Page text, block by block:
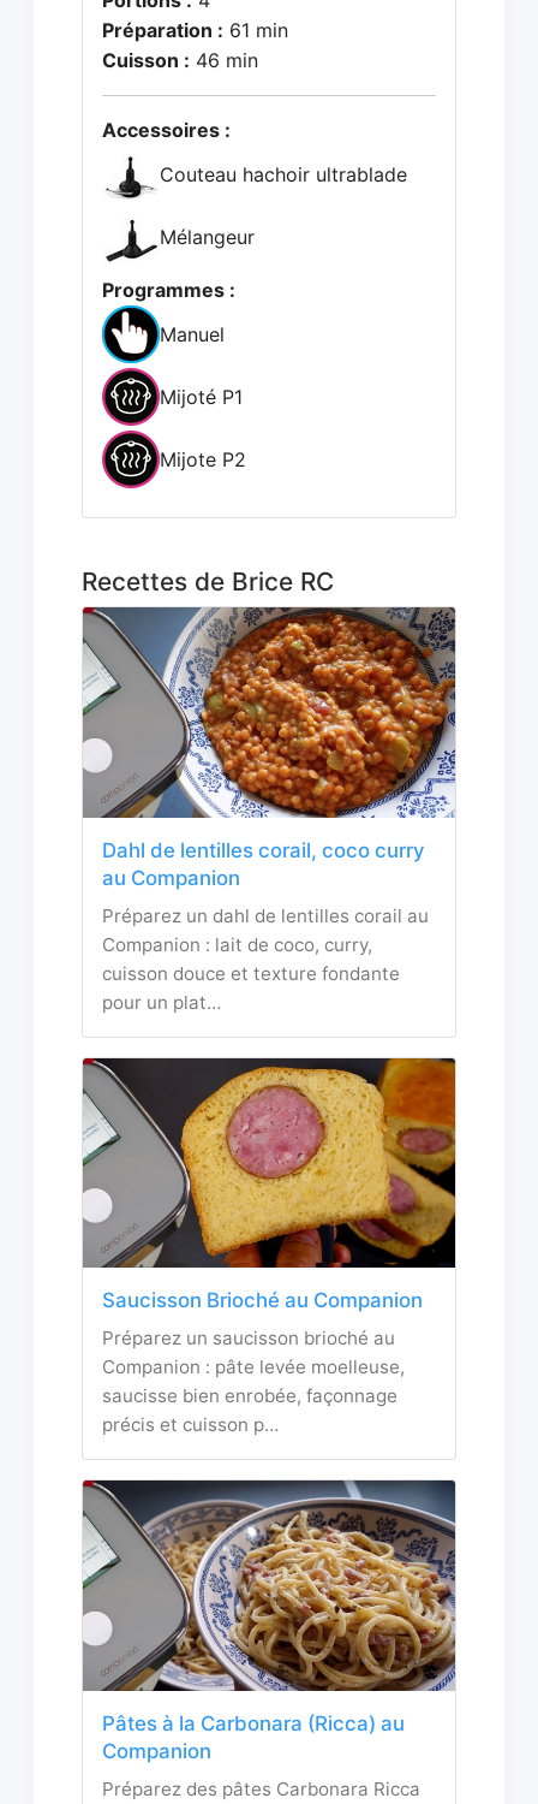
Préparation : 61 min
Cuisson : 46 min
Accessoires :
Couteau hachoir ultrablade
Mélangeur
Programmes :
Manuel
Mijoté P1
Mijote P2
Recettes de Brice RC
Dahl de lentilles corail, coco curry
au Companion
Préparez un dahl de lentilles corail au
Companion : lait de coco, curry,
cuisson douce et texture fondante
pour un plat…
Saucisson Brioché au Companion
Préparez un saucisson brioché au
Companion : pâte levée moelleuse,
saucisse bien enrobée, façonnage
précis et cuisson p…
Pâtes à la Carbonara (Ricca) au
Companion
Préparez des pâtes Carbonara Ricca